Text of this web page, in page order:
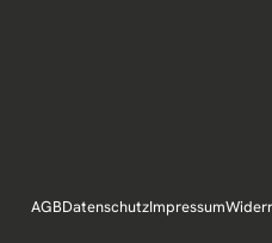
AGBDatenschutzImpressum